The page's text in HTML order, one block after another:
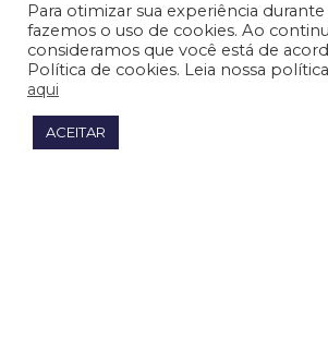
Para otimizar sua experiência durante
fazemos o uso de cookies. Ao
consideramos que você está de
Política de cookies. Leia nossa
aqui
ACEITAR